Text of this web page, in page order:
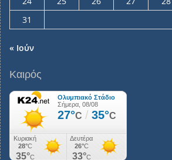
31
« Ιούν
Καιρός